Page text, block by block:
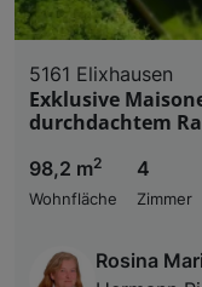
5161 Elixhausen
Exklusive
durchdachtem
98,2 m2
Wohnfläche
4
Zimmer
Rosina